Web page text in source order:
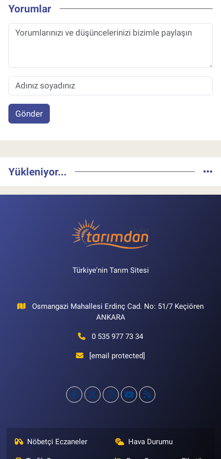
Yorumlar
Gönder
Yükleniyor...
Türkiye'nin Tarım Sitesi
Osmangazi Mahallesi Erdinç Cad. No: 51/7 Keçiören
ANKARA
0 535 977 73 34
[email protected]
Nöbetçi Eczaneler Hava Durumu